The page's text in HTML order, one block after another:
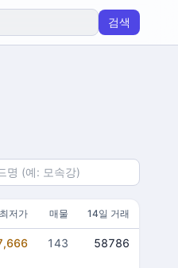
검색
최저가 매물 14일 거래
143 58786